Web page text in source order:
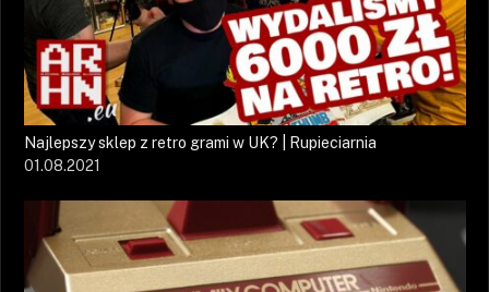
Najlepszy sklep z retro grami w UK? | Rupieciarnia
01.08.2021